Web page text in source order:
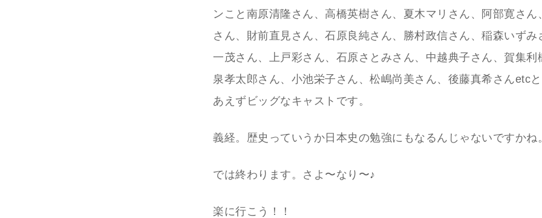
ンこと南原清隆さん、高橋英樹さん、夏木マリさん、阿部寛さん
さん、財前直見さん、石原良純さん、勝村政信さん、稲森いずみ
一茂さん、上戸彩さん、石原さとみさん、中越典子さん、賀集利
泉孝太郎さん、小池栄子さん、松嶋尚美さん、後藤真希さんetc
あえずビッグなキャストです。
義経。歴史っていうか日本史の勉強にもなるんじゃないですかね。
では終わります。さよ〜なり〜♪
楽に行こう！！